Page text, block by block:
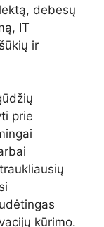
debesų
IT
ir
prie
kūrimo.